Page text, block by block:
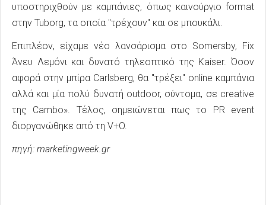
υποστηριχθούν με καμπάνιες, όπως καινούργιο format
στην Tuborg, τα οποία "τρέχουν" και σε μπουκάλι.
Επιπλέον, είχαμε νέο λανσάρισμα στο Somersby, Fix
Άνευ Λεμόνι και δυνατό τηλεοπτικό της Kaiser. Όσον
αφορά στην μπίρα Carlsberg, θα "τρέξει" online καμπάνια
αλλά και μία πολύ δυνατή outdoor, σύντομα, σε creative
της Cambo». Τέλος, σημειώνεται πως το PR event
διοργανώθηκε από τη V+O.
πηγή: marketingweek.gr